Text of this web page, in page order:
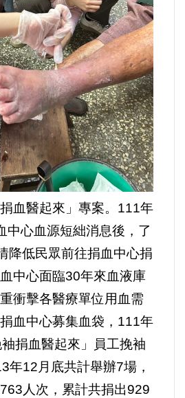
血醫起來」專案。111年
中心血源短絀消息後，了
降低民眾前往捐血中心捐
中心面臨30年來血液庫
衝擊各醫療單位用血需
血中心募集血袋，111年
捐血醫起來」員工挽袖
年12月底共計舉辦7場，
人次，累計共捐出929